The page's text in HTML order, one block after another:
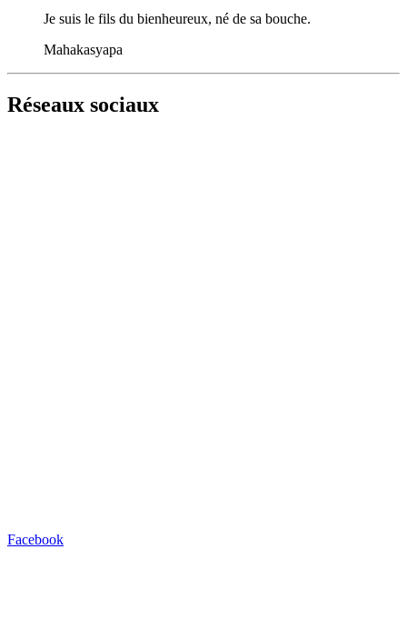
Je suis le fils du bienheureux, né de sa bouche.
Mahakasyapa
Réseaux sociaux
Facebook